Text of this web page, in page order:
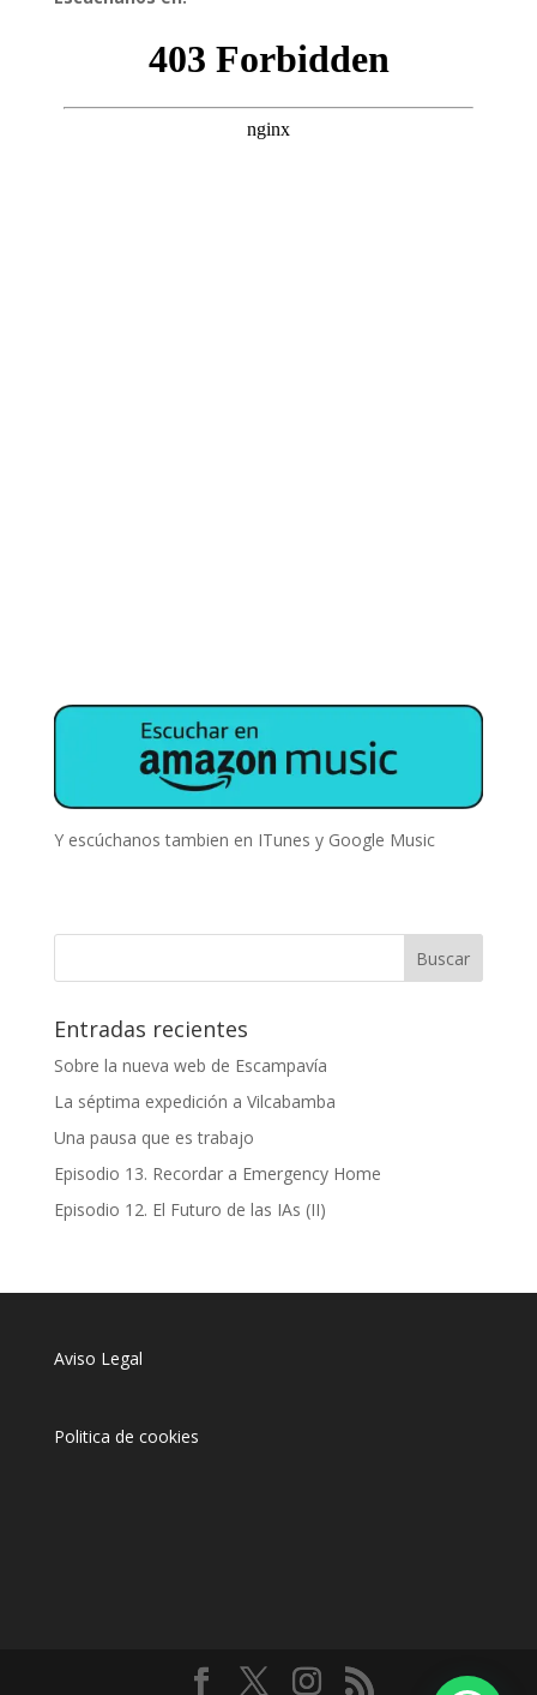
Y escúchanos tambien en ITunes y Google Music
Entradas recientes
Sobre la nueva web de Escampavía
La séptima expedición a Vilcabamba
Una pausa que es trabajo
Episodio 13. Recordar a Emergency Home
Episodio 12. El Futuro de las IAs (II)
Aviso Legal
Politica de cookies